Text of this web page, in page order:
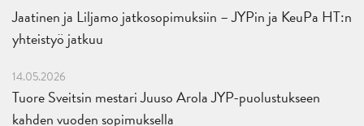
Jaatinen ja Liljamo jatkosopimuksiin – JYPin ja KeuPa HT:n
yhteistyö jatkuu
14.05.2026
Tuore Sveitsin mestari Juuso Arola JYP-puolustukseen
kahden vuoden sopimuksella